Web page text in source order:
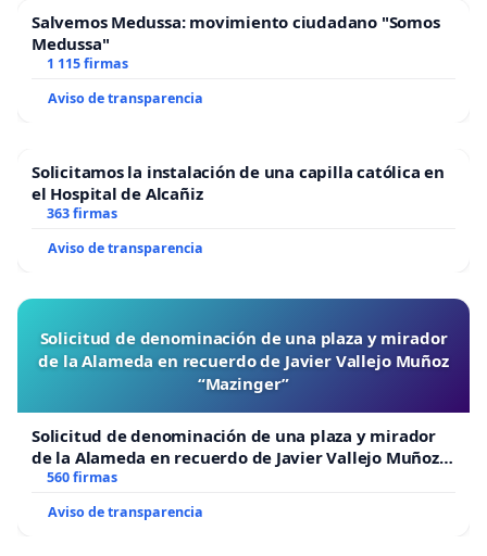
Salvemos Medussa: movimiento ciudadano "Somos
Medussa"
1 115 firmas
Aviso de transparencia
Solicitamos la instalación de una capilla católica en
el Hospital de Alcañiz
363 firmas
Aviso de transparencia
Solicitud de denominación de una plaza y mirador
de la Alameda en recuerdo de Javier Vallejo Muñoz
“Mazinger”
Solicitud de denominación de una plaza y mirador
de la Alameda en recuerdo de Javier Vallejo Muñoz
“Mazinger”
560 firmas
Aviso de transparencia